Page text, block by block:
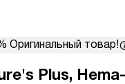
Оригинальный товар!
Plus,